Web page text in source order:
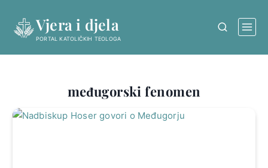
content
Vjera i djela
PORTAL KATOLIČKIH TEOLOGA
međugorski fenomen